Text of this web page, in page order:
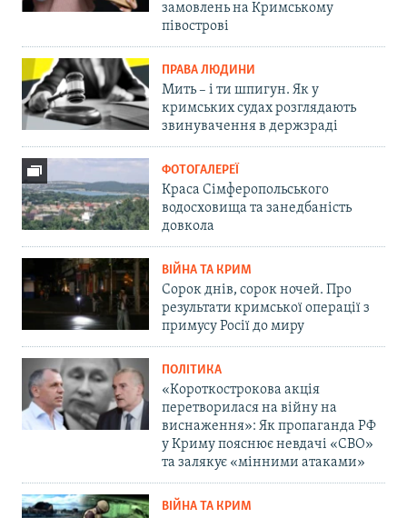
замовлень на Кримському
півострові
ПРАВА ЛЮДИНИ
Мить – і ти шпигун. Як у
кримських судах розглядають
звинувачення в держзраді
ФОТОГАЛЕРЕЇ
Краса Сімферопольського
водосховища та занедбаність
довкола
ВІЙНА ТА КРИМ
Сорок днів, сорок ночей. Про
результати кримської операції з
примусу Росії до миру
ПОЛІТИКА
«Короткострокова акція
перетворилася на війну на
виснаження»: Як пропаганда РФ
у Криму пояснює невдачі «СВО»
та залякує «мінними атаками»
ВІЙНА ТА КРИМ